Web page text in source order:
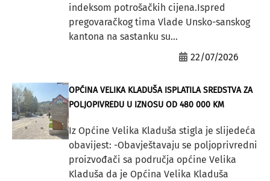
indeksom potrošačkih cijena.Ispred
pregovaračkog tima Vlade Unsko-sanskog
kantona na sastanku su...
22/07/2026
OPĆINA VELIKA KLADUŠA ISPLATILA SREDSTVA ZA
POLJOPIVREDU U IZNOSU OD 480 000 KM
Iz Općine Velika Kladuša stigla je slijedeća
obavijest: -Obavještavaju se poljoprivredni
proizvođači sa područja općine Velika
Kladuša da je Općina Velika Kladuša